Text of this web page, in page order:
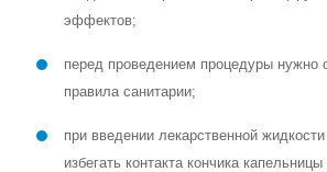
эффектов;
перед проведением процедуры нужно
правила санитарии;
при введении лекарственной
избегать контакта кончика